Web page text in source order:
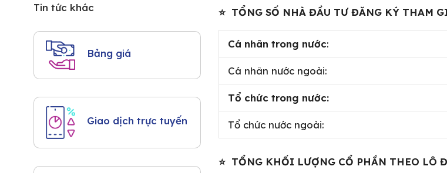
Tin tức khác
Bảng giá
Giao dịch trực tuyến
⭐ TỔNG SỐ NHÀ ĐẦU TƯ ĐĂNG KÝ THAM
Cá nhân trong nước:
Cá nhân nước ngoài:
Tổ chức trong nước:
Tổ chức nước ngoài:
⭐ TỔNG KHỐI LƯỢNG CỔ PHẦN THEO LÔ